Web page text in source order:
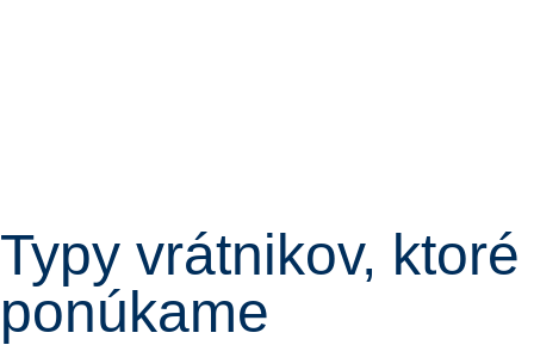
Typy vrátnikov, ktoré
ponúkame